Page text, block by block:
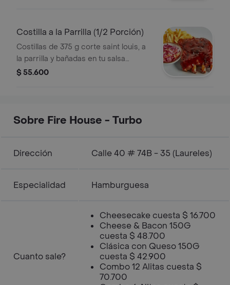
Costilla a la Parrilla (1/2 Porción)
Costillas de 375 g corte saint louis, a
la parrilla y bañadas en tu salsa
preferida + Coleslaw + Papas a la
$ 55.600
Sobre Fire House - Turbo
Dirección Calle 40 # 74B - 35 (Laureles)
Especialidad Hamburguesa
Cuanto sale?
Cheesecake cuesta $ 16.700
Cheese & Bacon 150G
cuesta $ 48.700
Clásica con Queso 150G
cuesta $ 42.900
Combo 12 Alitas cuesta $
70.700